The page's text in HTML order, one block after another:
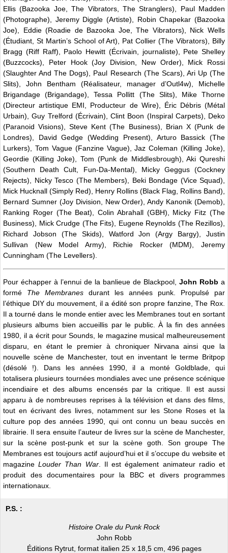
Ellis (Bazooka Joe, The Vibrators, The Stranglers), Paul Madden
(Photographe), Jeremy Diggle (Artiste), Robin Chapekar (Bazooka
Joe), Eddie (Roadie de Bazooka Joe, The Vibrators), Nick Wells
(Étudiant, St Martin’s School of Art), Pat Collier (The Vibrators), Billy
Bragg (Riff Raff), Paolo Hewitt (Écrivain, journaliste), Pete Shelley
(Buzzcocks), Peter Hook (Joy Division, New Order), Mick Rossi
(Slaughter And The Dogs), Paul Research (The Scars), Ari Up (The
Slits), John Bentham (Réalisateur, manager d’Outl4w), Michelle
Brigandage (Brigandage), Tessa Pollitt (The Slits), Mike Thorne
(Directeur artistique EMI, Producteur de Wire), Éric Débris (Métal
Urbain), Guy Trelford (Écrivain), Clint Boon (Inspiral Carpets), Deko
(Paranoid Visions), Steve Kent (The Business), Brian X (Punk de
Londres), David Gedge (Wedding Present), Arturo Bassick (The
Lurkers), Tom Vague (Fanzine Vague), Jaz Coleman (Killing Joke),
Geordie (Killing Joke), Tom (Punk de Middlesbrough), Aki Qureshi
(Southern Death Cult, Fun-Da-Mental), Micky Geggus (Cockney
Rejects), Nicky Tesco (The Members), Beki Bondage (Vice Squad),
Mick Hucknall (Simply Red), Henry Rollins (Black Flag, Rollins Band),
Bernard Sumner (Joy Division, New Order), Andy Kanonik (Demob),
Ranking Roger (The Beat), Colin Abrahall (GBH), Micky Fitz (The
Business), Mick Crudge (The Fits), Eugene Reynolds (The Rezillos),
Richard Jobson (The Skids), Watford Jon (Argy Bargy), Justin
Sullivan (New Model Army), Richie Rocker (MDM), Jeremy
Cunningham (The Levellers).
Pour échapper à l’ennui de la banlieue de Blackpool, John Robb a
formé The Membranes durant les années punk. Propulsé par
l’éthique DIY du mouvement, il a édité son propre fanzine, The Rox.
Il a tourné dans le monde entier avec les Membranes tout en sortant
plusieurs albums bien accueillis par le public. À la fin des années
1980, il a écrit pour Sounds, le magazine musical malheureusement
disparu, en étant le premier à chroniquer Nirvana ainsi que la
nouvelle scène de Manchester, tout en inventant le terme Britpop
(désolé !). Dans les années 1990, il a monté Goldblade, qui
totalisera plusieurs tournées mondiales avec une présence scénique
incendiaire et des albums encensés par la critique. Il est aussi
apparu à de nombreuses reprises à la télévision et dans des films,
tout en écrivant des livres, notamment sur les Stone Roses et la
culture pop des années 1990, qui ont connu un beau succès en
librairie. Il sera ensuite l’auteur de livres sur la scène de Manchester,
sur la scène post-punk et sur la scène goth. Son groupe The
Membranes est toujours actif aujourd’hui et il s’occupe du website et
magazineLouder Than War. Il est également animateur radio et
produit des documentaires pour la BBC et divers programmes
internationaux.
P.S. :
Histoire Orale du Punk Rock
John Robb
Éditions Rytrut, format italien 25 x 18,5 cm, 496 pages